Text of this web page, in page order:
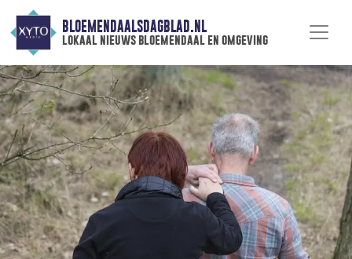
BLOEMENDAALSDAGBLAD.NL
lokaal nieuws bloemendaal en omgeving